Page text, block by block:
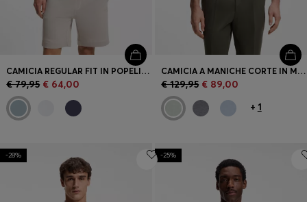
CAMICIA REGULAR FIT IN POPELINE DI COTONE
€ 79,95 € 64,00
CAMICIA A MANICHE CORTE IN MISTO COTONE E LINO
€ 129,95 € 89,00
+ 1
-28% -25%